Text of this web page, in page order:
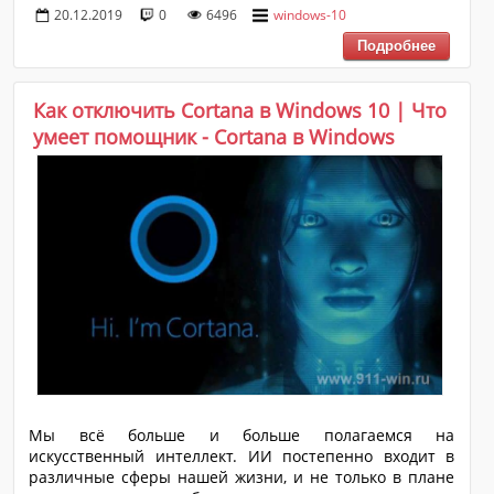
неминуемо ставило в тупик. Да да, подобная ситуация,
которая сейчас кажется смехотворной и банальной,
каких-то десять лет назад могла напугать и учителя
информатики, было и такое. Сейчас с подобным
функционалом всё намного проще, но до сих пор
некоторые пользователи, столкнувшись со сменой
ориентации экрана, не понимают, как вернуть его в
20.12.2019 0 6496 windows-10
Как отключить Cortana в Windows 10 | Что
умеет помощник - Cortana в Windows
Мы всё больше и больше полагаемся на
искусственный интеллект. ИИ постепенно входит в
различные сферы нашей жизни, и не только в плане